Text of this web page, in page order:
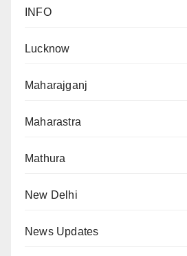
INFO
Lucknow
Maharajganj
Maharastra
Mathura
New Delhi
News Updates